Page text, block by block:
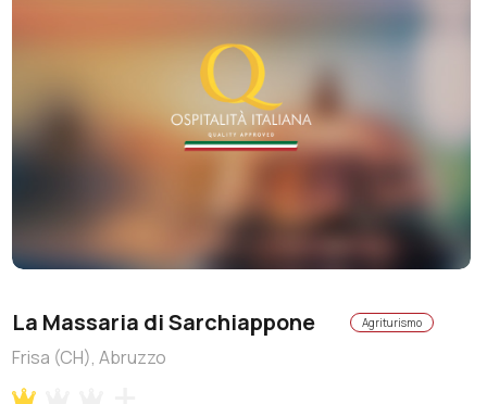
La Massaria di Sarchiappone Agriturismo
Frisa (CH), Abruzzo